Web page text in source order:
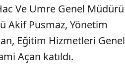
Ve Umre Genel Müdürü
Akif Pusmaz, Yönetim
Eğitim Hizmetleri Genel
Açan katıldı.